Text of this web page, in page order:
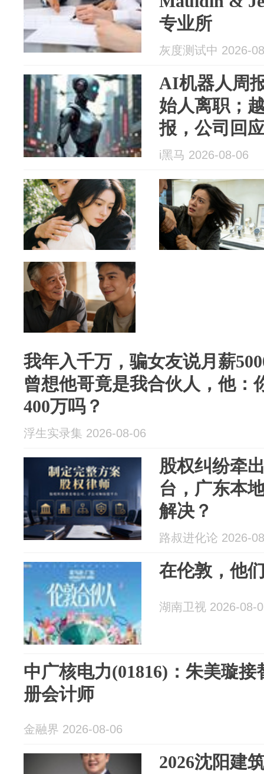
专业所
灰度测试中 2026-
AI机器人周
始人离职；
报，公司回
动独立融资
i黑马 2026-08-06
我年入千万，骗女友说月薪
曾想他哥竟是我合伙人，他：
400万吗？
浮生实录集 2026-08-06
股权纠纷牵
台，广东本
解决？
路叔进化论 2026-
在伦敦，他
湖南卫视 2026-08-
中广核电力(01816)：朱美璇
册会计师
金融界 2026-08-06
2026沈阳建